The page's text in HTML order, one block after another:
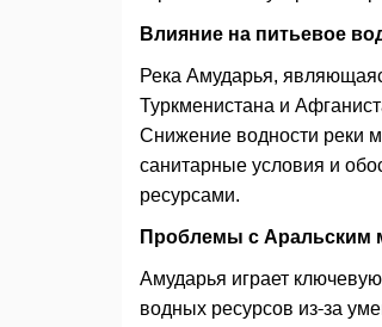
Влияние на питьевое
Река Амударья,
Туркменистана и
Снижение водности реки
санитарные условия и
ресурсами.
Проблемы с Аральским
Амударья играет
водных ресурсов из-за